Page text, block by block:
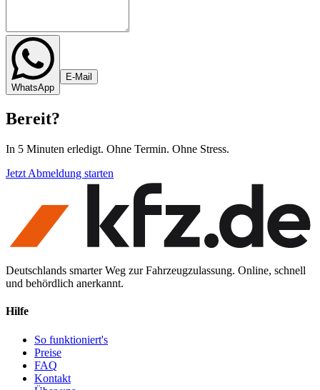
WhatsApp
E-Mail
Bereit?
In 5 Minuten erledigt. Ohne Termin. Ohne Stress.
Jetzt Abmeldung starten
Deutschlands smarter Weg zur Fahrzeugzulassung. Online, schnell
und behördlich anerkannt.
Hilfe
So funktioniert's
Preise
FAQ
Kontakt